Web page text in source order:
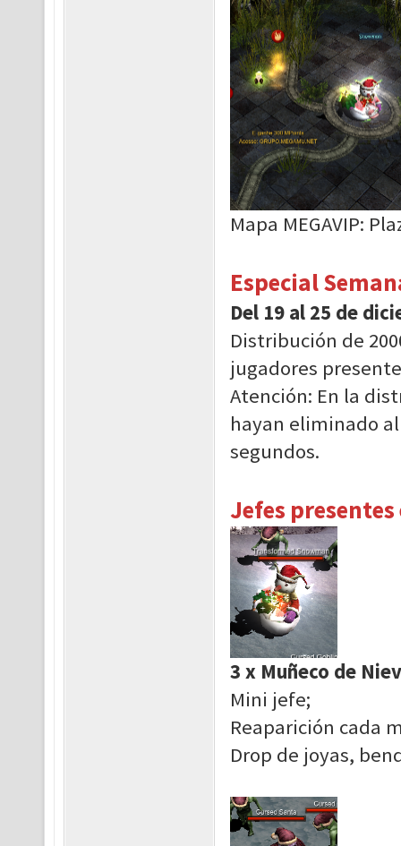
Mapa MEGAVIP:
Especial
Del 19 al 25 de
Distribución de
jugadores
Atención: En la
hayan eliminado
segundos.
Jefes
3 x Muñeco de
Mini jefe;
Reaparición cada
Drop de joyas,